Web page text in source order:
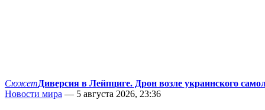
СюжетДиверсия в Лейпциге. Дрон возле украинского
Новости мира — 5 августа 2026, 23:36